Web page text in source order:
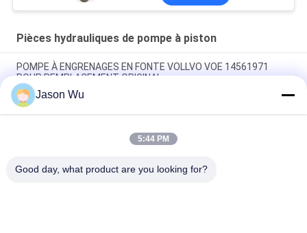
Pièces hydrauliques de pompe à piston
POMPE À ENGRENAGES EN FONTE VOLLVO VOE 14561971
POUR REMPLACEMENT ORIGINAL
POMPE À ENGRENAGES EN FONTE VOLLVO VOE 14537295
POUR REMPLACEMENT ORIGINAL
Pompes à engrenages en fonte VOLLVO VOE 14782798 pour le
Jason Wu
5:44 PM
Good day, what product are you looking for?